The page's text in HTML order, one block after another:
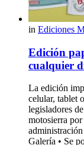
in Ediciones
Edición
cualquier
La edición
celular, tablet
legisladores
motosierra
Galería • Se